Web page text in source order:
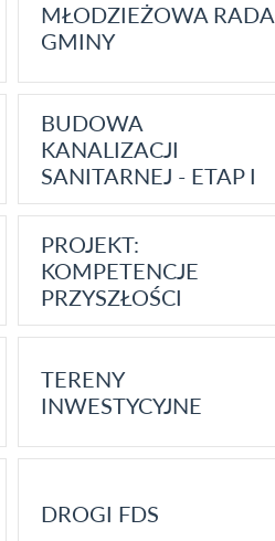
MŁODZIEŻOWA RADA
GMINY
BUDOWA
KANALIZACJI
SANITARNEJ - ETAP I
PROJEKT:
KOMPETENCJE
PRZYSZŁOŚCI
TERENY
INWESTYCYJNE
DROGI FDS